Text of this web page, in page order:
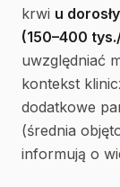
krwi u
(150–400
uwzględniać
kontekst
dodatkowe
(średnia
informują o